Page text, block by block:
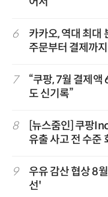
6
카카오, 역대 최대
주문부터 결제까지
7
“쿠팡, 7월 결제
도 신기록”
8
[뉴스줌인] 쿠팡
유출 사고 전 수준
9
우유 감산 협상 8
선'